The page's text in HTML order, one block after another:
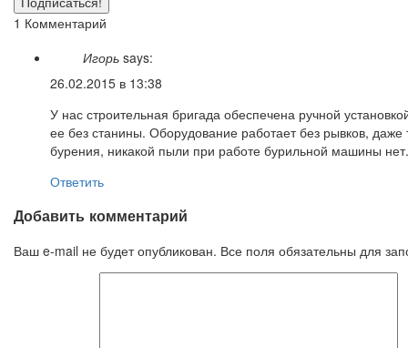
1 Комментарий
Игорь says:
26.02.2015 в 13:38
У нас строительная бригада обеспечена ручной
ее без станины. Оборудование работает без рывков, даже
бурения, никакой пыли при работе бурильной машины нет.
Ответить
Добавить комментарий
Ваш e-mail не будет опубликован. Все поля обязательны для